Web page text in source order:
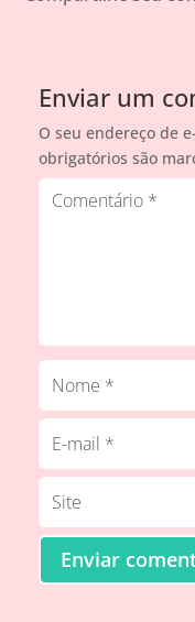
Enviar um
O seu endereço de
obrigatórios são
Enviar